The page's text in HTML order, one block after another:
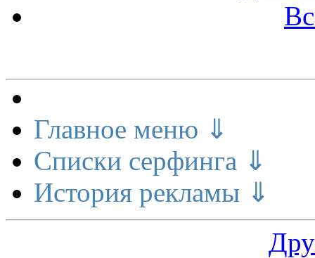
Главное меню ⇓
Списки серфинга ⇓
История рекламы ⇓